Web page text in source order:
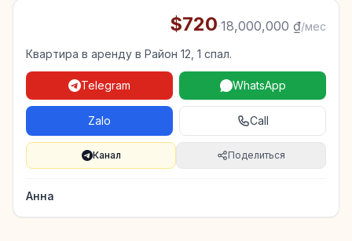
$720·18,000,000 ₫/мес
Квартира в аренду в Район 12, 1 спал.
Telegram WhatsApp
Zalo Call
Канал Поделиться
Анна